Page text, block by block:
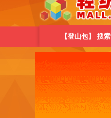
【登山包】 搜索